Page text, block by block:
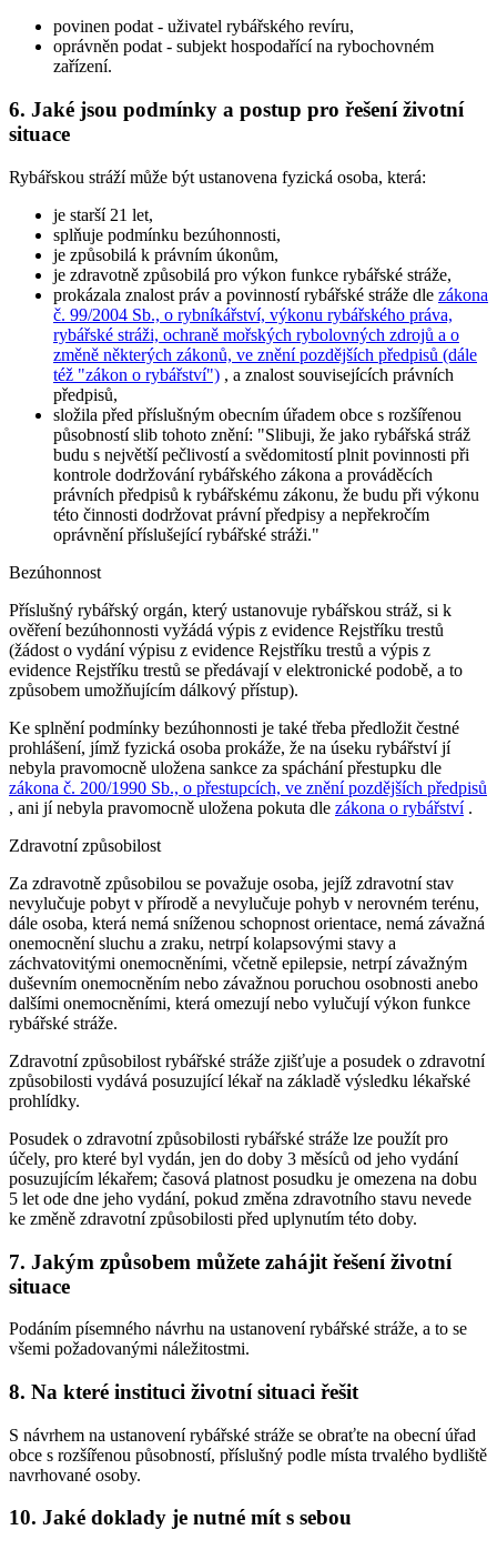
povinen podat- uživatel rybářského revíru,
oprávněn podat- subjekt hospodařící na rybochovném
zařízení.
6. Jaké jsou podmínky a postup pro řešení životní
situace
Rybářskou stráží může být ustanovena fyzická osoba, která:
je starší 21 let,
splňuje podmínku bezúhonnosti,
je způsobilá k právním úkonům,
je zdravotně způsobilá pro výkon funkce rybářské stráže,
prokázala znalost práv a povinností rybářské stráže dle zákona
č. 99/2004 Sb., o rybníkářství, výkonu rybářského práva,
rybářské stráži, ochraně mořských rybolovných zdrojů a o
změně některých zákonů, ve znění pozdějších předpisů (dále
též "zákon o rybářství") , a znalost souvisejících právních
předpisů,
složila před příslušným obecním úřadem obce s rozšířenou
působností slib tohoto znění: "Slibuji, že jako rybářská stráž
budu s největší pečlivostí a svědomitostí plnit povinnosti při
kontrole dodržování rybářského zákona a prováděcích
právních předpisů k rybářskému zákonu, že budu při výkonu
této činnosti dodržovat právní předpisy a nepřekročím
oprávnění příslušející rybářské stráži."
Bezúhonnost
Příslušný rybářský orgán, který ustanovuje rybářskou stráž, si k
ověření bezúhonnosti vyžádá výpis z evidence Rejstříku trestů
(žádost o vydání výpisu z evidence Rejstříku trestů a výpis z
evidence Rejstříku trestů se předávají v elektronické podobě, a to
způsobem umožňujícím dálkový přístup).
Ke splnění podmínky bezúhonnosti je také třeba předložit čestné
prohlášení, jímž fyzická osoba prokáže, že na úseku rybářství jí
nebyla pravomocně uložena sankce za spáchání přestupku dle
zákona č. 200/1990 Sb., o přestupcích, ve znění pozdějších předpisů
, ani jí nebyla pravomocně uložena pokuta dle zákona o rybářství.
Zdravotní způsobilost
Za zdravotně způsobilou se považuje osoba, jejíž zdravotní stav
nevylučuje pobyt v přírodě a nevylučuje pohyb v nerovném terénu,
dále osoba, která nemá sníženou schopnost orientace, nemá závažná
onemocnění sluchu a zraku, netrpí kolapsovými stavy a
záchvatovitými onemocněními, včetně epilepsie, netrpí závažným
duševním onemocněním nebo závažnou poruchou osobnosti anebo
dalšími onemocněními, která omezují nebo vylučují výkon funkce
rybářské stráže.
Zdravotní způsobilost rybářské stráže zjišťuje a posudek o zdravotní
způsobilosti vydává posuzující lékař na základě výsledku lékařské
prohlídky.
Posudek o zdravotní způsobilosti rybářské stráže lze použít pro
účely, pro které byl vydán, jen do doby 3 měsíců od jeho vydání
posuzujícím lékařem; časová platnost posudku je omezena na dobu
5 let ode dne jeho vydání, pokud změna zdravotního stavu nevede
ke změně zdravotní způsobilosti před uplynutím této doby.
7. Jakým způsobem můžete zahájit řešení životní
situace
Podáním písemného návrhu na ustanovení rybářské stráže, a to se
všemi požadovanými náležitostmi.
8. Na které instituci životní situaci řešit
S návrhem na ustanovení rybářské stráže se obraťte na obecní úřad
obce s rozšířenou působností, příslušný podle místa trvalého bydliště
navrhované osoby.
10. Jaké doklady je nutné mít s sebou